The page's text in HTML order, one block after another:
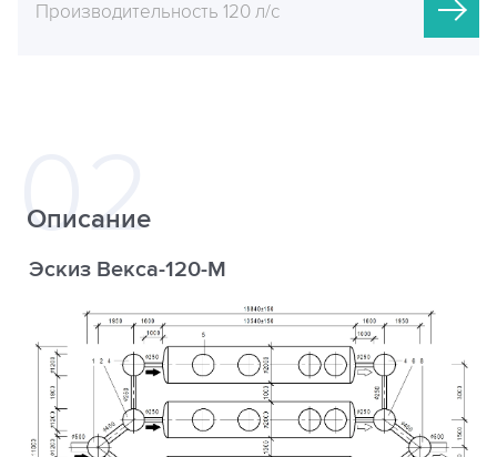
Производительность 120 л/с
Описание
Эскиз Векса-120-М